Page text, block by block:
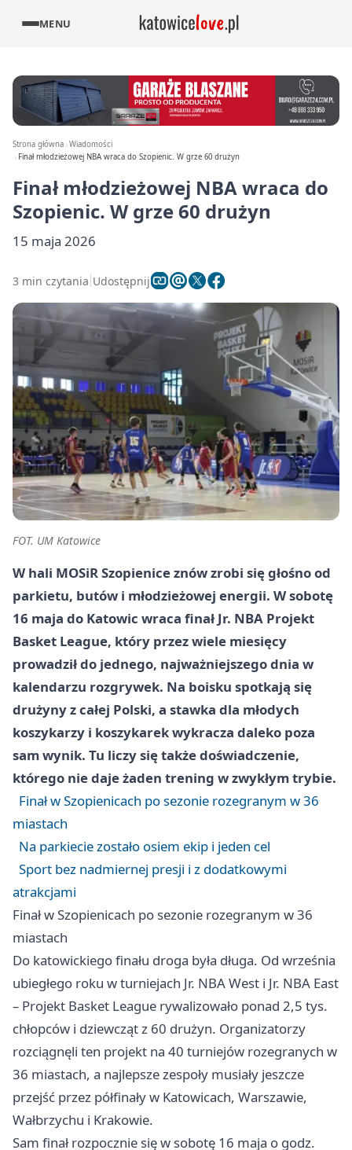
MENU
Strona główna Wiadomości
Finał młodzieżowej NBA wraca do Szopienic. W grze 60 drużyn
Finał młodzieżowej NBA wraca do
Szopienic. W grze 60 drużyn
15 maja 2026
3 min czytania Udostępnij
FOT. UM Katowice
W hali MOSiR Szopienice znów zrobi się głośno od
parkietu, butów i młodzieżowej energii. W sobotę
16 maja do Katowic wraca finał Jr. NBA Projekt
Basket League, który przez wiele miesięcy
prowadził do jednego, najważniejszego dnia w
kalendarzu rozgrywek. Na boisku spotkają się
drużyny z całej Polski, a stawka dla młodych
koszykarzy i koszykarek wykracza daleko poza
sam wynik. Tu liczy się także doświadczenie,
którego nie daje żaden trening w zwykłym trybie.
Finał w Szopienicach po sezonie rozegranym w 36
miastach
Na parkiecie zostało osiem ekip i jeden cel
Sport bez nadmiernej presji i z dodatkowymi
atrakcjami
Finał w Szopienicach po sezonie rozegranym w 36
miastach
Do katowickiego finału droga była długa. Od września
ubiegłego roku w turniejach Jr. NBA West i Jr. NBA East
– Projekt Basket League rywalizowało ponad 2,5 tys.
chłopców i dziewcząt z 60 drużyn. Organizatorzy
rozciągnęli ten projekt na 40 turniejów rozegranych w
36 miastach, a najlepsze zespoły musiały jeszcze
przejść przez półfinały w Katowicach, Warszawie,
Wałbrzychu i Krakowie.
Sam finał rozpocznie się w sobotę 16 maja o godz.